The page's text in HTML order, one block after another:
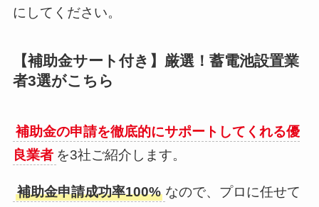
にしてください。
【補助金サート付き】厳選！蓄電池設置業
者3選がこちら
補助金の申請を徹底的にサポートしてくれる優
良業者 を3社ご紹介します。
補助金申請成功率100% なので、プロに任せて